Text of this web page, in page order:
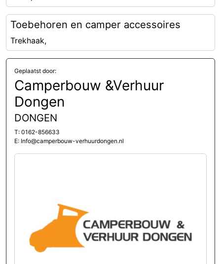
Toebehoren en camper accessoires
Trekhaak,
Geplaatst door:
Camperbouw &Verhuur
Dongen
DONGEN
T: 0162-856633
E: Info@camperbouw-verhuurdongen.nl